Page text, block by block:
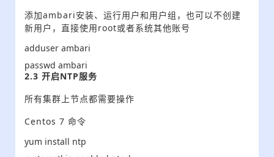
添加ambari安装、运行用户和用户组，也可以不创建
新用户，直接使用root或者系统其他账号
adduser ambari
passwd ambari
2.3 开启NTP服务
所有集群上节点都需要操作
Centos 7 命令
yum install ntp